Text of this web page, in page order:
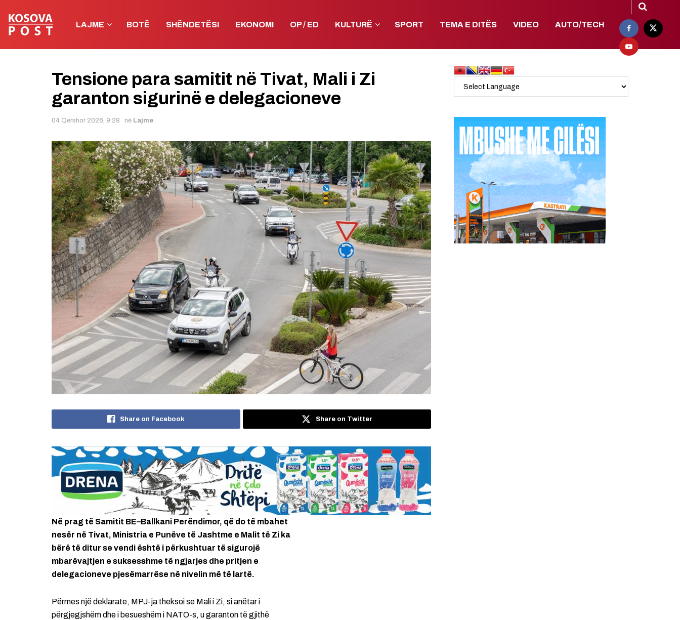
LAJME BOTË SHËNDETËSI EKONOMI OP / ED KULTURË SPORT TEMA E DITËS VIDEO AUTO/TECH
Tensione para samitit në Tivat, Mali i Zi
garanton sigurinë e delegacioneve
04 Qershor 2026, 9:28 në Lajme
Share on Facebook Share on Twitter
Në prag të Samitit BE–Ballkani Perëndimor, që do të mbahet
nesër në Tivat, Ministria e Punëve të Jashtme e Malit të Zi ka
bërë të ditur se vendi është i përkushtuar të sigurojë
mbarëvajtjen e suksesshme të ngjarjes dhe pritjen e
delegacioneve pjesëmarrëse në nivelin më të lartë.
Përmes një deklarate, MPJ-ja theksoi se Mali i Zi, si anëtar i
përgjegjshëm dhe i besueshëm i NATO-s, u garanton të gjithë